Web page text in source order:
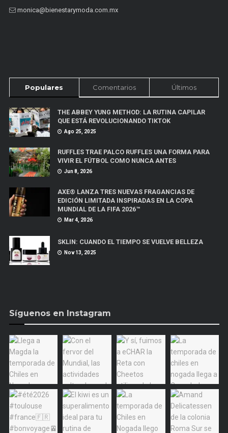
monica@bienestarymoda.com.mx
Populares Comentarios Últimos
THE ABBEY YUNG METHOD: LA RUTINA CAPILAR
QUE ESTÁ REVOLUCIONANDO TIKTOK
Ago 25, 2025
RUFFLES TRAE PALCO RUFFLES UNA FORMA PARA
VIVIR EL FÚTBOL COMO NUNCA ANTES
Jun 8, 2026
AXE® LANZA TRES NUEVAS FRAGANCIAS DE
EDICIÓN LIMITADA INSPIRADAS EN LA COPA
MUNDIAL DE LA FIFA 2026™
Mar 4, 2026
SKLIN: CUANDO EL TIEMPO SE VUELVE BELLEZA
Nov 13, 2025
Síguenos en Instagram